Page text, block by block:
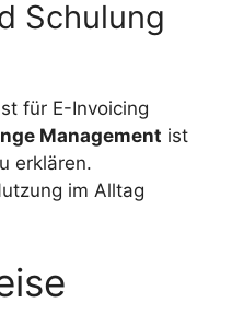
Schulung
für E-Invoicing
Management ist
erklären.
im Alltag